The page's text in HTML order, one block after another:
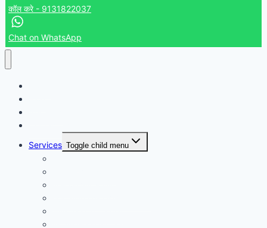
कॉल करे - 9131822037
Chat on WhatsApp
Services Toggle child menu